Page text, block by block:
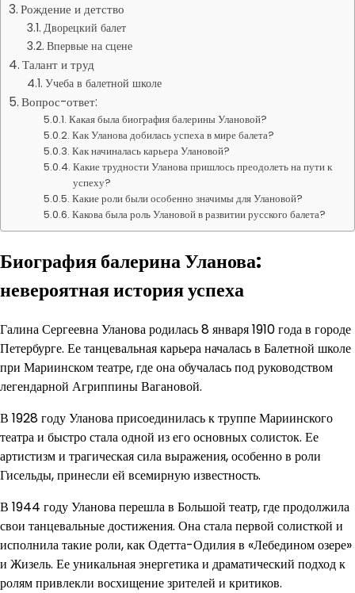
Рождение и детство
Дворецкий балет
Впервые на сцене
Талант и труд
Учеба в балетной школе
Вопрос-ответ:
Какая была биография балерины Улановой?
Как Уланова добилась успеха в мире балета?
Как начиналась карьера Улановой?
Какие трудности Уланова пришлось преодолеть на пути к
успеху?
Какие роли были особенно значимы для Улановой?
Какова была роль Улановой в развитии русского балета?
Биография балерина Уланова:
невероятная история успеха
Галина Сергеевна Уланова родилась 8 января 1910 года в городе
Петербурге. Ее танцевальная карьера началась в Балетной школе
при Мариинском театре, где она обучалась под руководством
легендарной Агриппины Вагановой.
В 1928 году Уланова присоединилась к труппе Мариинского
театра и быстро стала одной из его основных солисток. Ее
артистизм и трагическая сила выражения, особенно в роли
Гисельды, принесли ей всемирную известность.
В 1944 году Уланова перешла в Большой театр, где продолжила
свои танцевальные достижения. Она стала первой солисткой и
исполнила такие роли, как Одетта-Одилия в «Лебедином озере»
и Жизель. Ее уникальная энергетика и драматический подход к
ролям привлекли восхищение зрителей и критиков.